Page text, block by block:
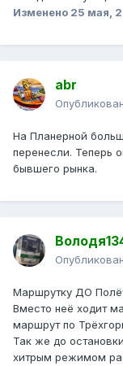
Изменено 25 мая,
abr
На Планерной
перенесли. Теперь
бывшего рынка.
Маршрутку ДО
Вместо неё ходит
маршрут по
Так же до
хитрым режимом